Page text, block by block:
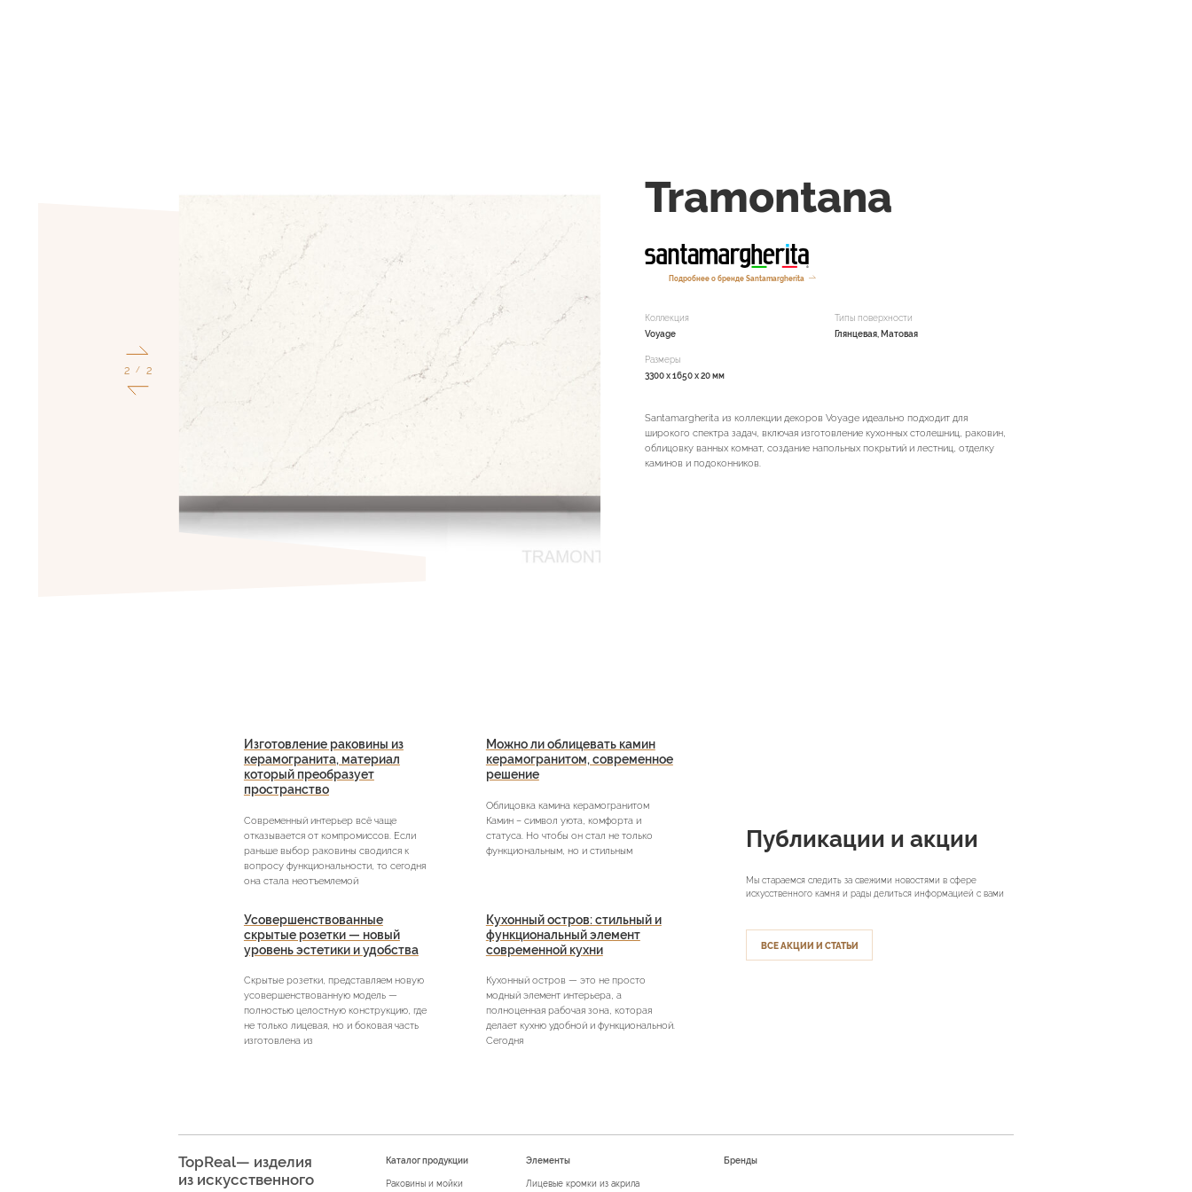
1 / 2
Tramontana
Подробнее о бренде Santamargherita
Коллекция
Voyage
Типы поверхности
Глянцевая, Матовая
Размеры
3300 x 1650 x 20 мм
Santamargherita из коллекции декоров Voyage идеально подходит для
широкого спектра задач, включая изготовление кухонных столешниц, раковин,
облицовку ванных комнат, создание напольных покрытий и лестниц, отделку
каминов и подоконников.
Публикации и акции
Мы стараемся следить за свежими новостями в сфере
искусственного камня и рады делиться информацией с вами
ВСЕ АКЦИИ И СТАТЬИ
Изготовление раковины из
керамогранита, материал
который преобразует
пространство
Современный интерьер всё чаще
отказывается от компромиссов. Если
раньше выбор раковины сводился к
вопросу функциональности, то сегодня
она стала неотъемлемой
Можно ли облицевать камин
керамогранитом, современное
решение
Облицовка камина керамогранитом
Камин – символ уюта, комфорта и
статуса. Но чтобы он стал не только
функциональным, но и стильным
Усовершенствованные
скрытые розетки — новый
уровень эстетики и удобства
Скрытые розетки, представляем новую
усовершенствованную модель —
полностью целостную конструкцию, где
не только лицевая, но и боковая часть
изготовлена из
Кухонный остров: стильный и
функциональный элемент
современной кухни
Кухонный остров — это не просто
модный элемент интерьера, а
полноценная рабочая зона, которая
делает кухню удобной и функциональной.
Сегодня
TopReal— изделия
из искусственного
Каталог продукции
Раковины и мойки
Элементы
Лицевые кромки из акрила
Бренды